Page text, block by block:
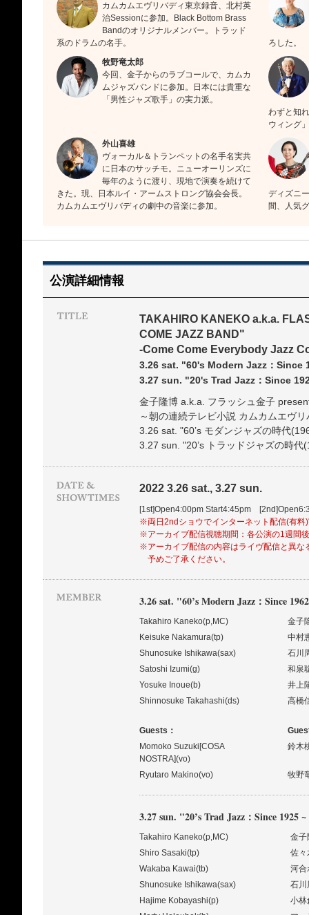
カムカムエヴリバディ東京録音、北村英
治Sessionに参加。Black Bottom Brass
Bandのオリジナルメンバー。トラッド
系のドラムの名手。
ろした。
牧野竜太郎
今回、金子からのラブコールで、カムカ
ムジャズバンドに参加。日本には貴重な
「男性ジャズ歌手」の実力派。
わずと知
ウィング
外山喜雄
ヴォーカル＆トランペットの名手名実共
に日本のサッチモ。ニューオーリンズに
毎年のように渡り、現地で演奏を続けて
きた。現、日本ルイ・アームストロング協会会長。
カムカムエヴリバディの劇中の音楽に参加。
ディズニ
間、人気
公演詳細情報
TAKAHIRO KANEKO a.k.a.
COME JAZZ BAND"
-Come Come Everybody Jazz
3.26 sat. "60's Modern Jazz：Since
3.27 sun. "20's Trad Jazz：Since
金子隆博 a.k.a. フラッシュ金子
～朝の連続テレビ小説 カムカムエヴ
3.26 sat. "60’s モダンジャズの時代
3.27 sun. "20’s トラッドジャズの時代
2022 3.26 sat., 3.27 sun.
[1st]Open4:00pm Start4:45pm
※両日2ndショウでインターネット配信(有料
※アーカイブ配信視聴期間：各公演の1週間
※アーカイブ配信の内容はライヴ配信と異な
予めご了承ください。
3.26 sat. "60’s Modern Jazz：Since
Takahiro Kaneko(p,MC)
金子
Keisuke Nakamura(tp)
中村
Shunosuke Ishikawa(sax)
石川
Satoshi Izumi(g)
和泉
Yosuke Inoue(b)
井上
Shinnosuke Takahashi(ds)
高橋
Guests：
Momoko Suzuki[COSA
NOSTRA](vo)
鈴木
Ryutaro Makino(vo) 牧野
3.27 sun. "20’s Trad Jazz：Since 1925
Takahiro Kaneko(p,MC)
金子
Shiro Sasaki(tp)
佐々
Wakaba Kawai(tb)
河合
Shunosuke Ishikawa(sax)
石川
Hajime Kobayashi(p)
小林